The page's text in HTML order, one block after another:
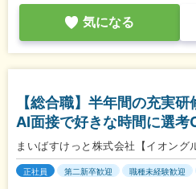
気になる
【総合職】半年間の充実
AI面接で好きな時間に選考
まいばすけっと株式会社【イオング
正社員 第二新卒歓迎 職種未経験歓迎